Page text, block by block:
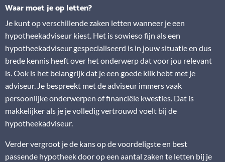
Waar moet je op letten?
Je kunt op verschillende zaken letten wanneer je een
hypotheekadviseur kiest. Het is sowieso fijn als een
hypotheekadviseur gespecialiseerd is in jouw situatie en dus
brede kennis heeft over het onderwerp dat voor jou relevant
is. Ook is het belangrijk dat je een goede klik hebt met je
adviseur. Je bespreekt met de adviseur immers vaak
persoonlijke onderwerpen of financiële kwesties. Dat is
makkelijker als je je volledig vertrouwd voelt bij de
hypotheekadviseur.
Verder vergroot je de kans op de voordeligste en best
passende hypotheek door op een aantal zaken te letten bij je